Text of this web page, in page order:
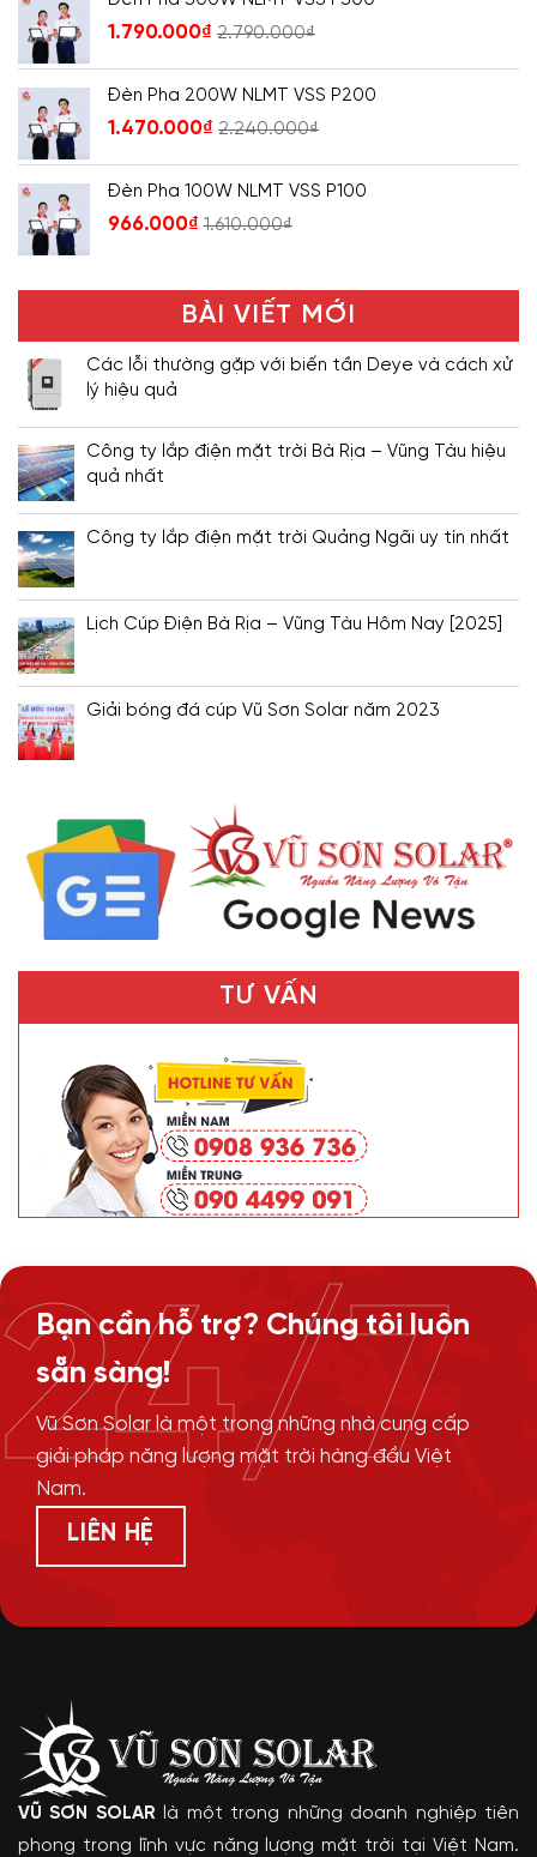
1.790.000₫ 2.790.000₫
Đèn Pha 200W NLMT VSS P200
1.470.000₫ 2.240.000₫
Đèn Pha 100W NLMT VSS P100
966.000₫ 1.610.000₫
BÀI VIẾT MỚI
Các lỗi thường gặp với biến tần Deye và cách xử
lý hiệu quả
Công ty lắp điện mặt trời Bà Rịa – Vũng Tàu hiệu
quả nhất
Công ty lắp điện mặt trời Quảng Ngãi uy tín nhất
Lịch Cúp Điện Bà Rịa – Vũng Tàu Hôm Nay [2025]
Giải bóng đá cúp Vũ Sơn Solar năm 2023
TƯ VẤN
Bạn cần hỗ trợ? Chúng tôi luôn
sẵn sàng!
Vũ Sơn Solar là một trong những nhà cung cấp
giải pháp năng lượng mặt trời hàng đầu Việt
Nam.
LIÊN HỆ
24/7
VŨ SƠN SOLAR là một trong những doanh nghiệp tiên
phong trong lĩnh vực năng lượng mặt trời tại Việt Nam.